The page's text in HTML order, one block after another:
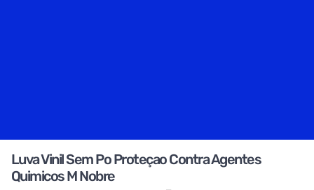
Luva Vinil Sem Po Proteçao Contra Agentes
Quimicos M Nobre